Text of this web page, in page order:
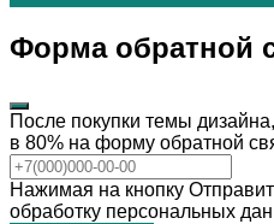
Форма обратной
После покупки темы
в 80% на форму обратной
Нажимая на кнопку
обработку персональных